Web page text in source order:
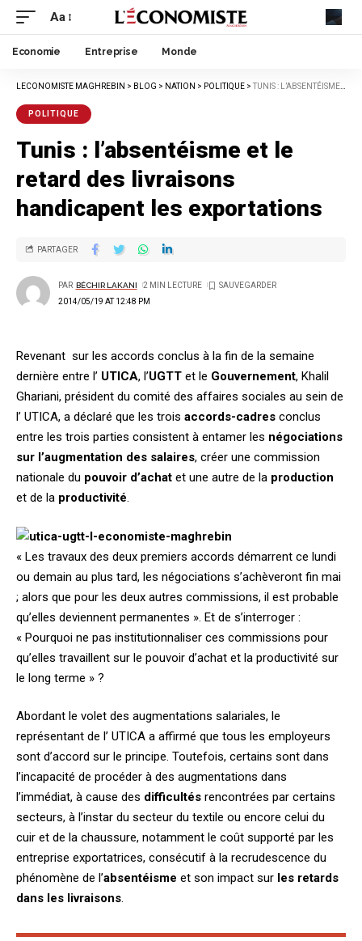
Aa
Economie Entreprise Monde
LECONOMISTE MAGHREBIN > BLOG > NATION > POLITIQUE >TUNIS : L’ABSENTÉISME ET LE RETARD DES LIVRAISONS HANDICAPENT LES EXPORTATIONS
POLITIQUE
Tunis : l’absentéisme et le
retard des livraisons
handicapent les exportations
2014/05/19 AT 12:48 PM
PAR BÉCHIR LAKANI 2 MIN LECTURE
PARTAGER
Revenant sur les accords conclus à la fin de la semaine
dernière entre l’ UTICA, l’UGTT et le Gouvernement, Khalil
Ghariani, président du comité des affaires sociales au sein de
l’ UTICA, a déclaré que les trois accords-cadres conclus
entre les trois parties consistent à entamer les négociations
sur l’augmentation des salaires, créer une commission
nationale du pouvoir d’achat et une autre de la production
et de la productivité.
« Les travaux des deux premiers accords démarrent ce lundi
ou demain au plus tard, les négociations s’achèveront fin mai
; alors que pour les deux autres commissions, il est probable
qu’elles deviennent permanentes ». Et de s’interroger :
« Pourquoi ne pas institutionnaliser ces commissions pour
qu’elles travaillent sur le pouvoir d’achat et la productivité sur
le long terme » ?
Abordant le volet des augmentations salariales, le
représentant de l’ UTICA a affirmé que tous les employeurs
sont d’accord sur le principe. Toutefois, certains sont dans
l’incapacité de procéder à des augmentations dans
l’immédiat, à cause des difficultés rencontrées par certains
secteurs, à l’instar du secteur du textile ou encore celui du
cuir et de la chaussure, notamment le coût supporté par les
entreprise exportatrices, consécutif à la recrudescence du
phénomène de l’absentéisme et son impact sur les retards
dans les livraisons.